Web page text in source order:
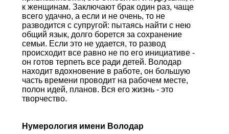
к женщинам. Заключают брак один раз, чаще
всего удачно, а если и не очень, то не
разводится с супругой: пытаясь найти с нею
общий язык, долго борется за сохранение
семьи. Если это не удается, то развод
происходит все равно не по его инициативе -
он готов терпеть все ради детей. Володар
находит вдохновение в работе, он большую
часть времени проводит на рабочем месте,
полон идей, планов. Вся его жизнь - это
творчество.
Нумерология имени Володар